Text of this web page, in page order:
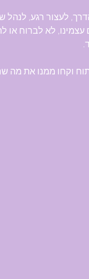
לעצור רגע, לנהל
עצמינו, לא לברוח
וקחו ממנו את מה